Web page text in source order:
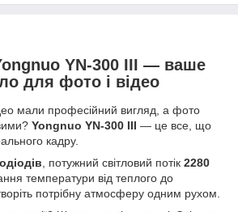
YN-300 III — ваше
для фото і відео
мали професійний вигляд, а фото
Yongnuo YN-300 III — це все, що
кадру.
, потужний світловий потік 2280
температури від теплого до
потрібну атмосферу одним рухом.